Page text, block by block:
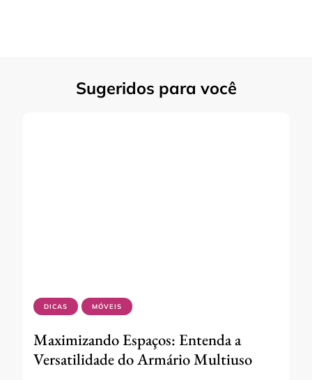
Sugeridos para você
DICAS MÓVEIS
Maximizando Espaços: Entenda a
Versatilidade do Armário Multiuso